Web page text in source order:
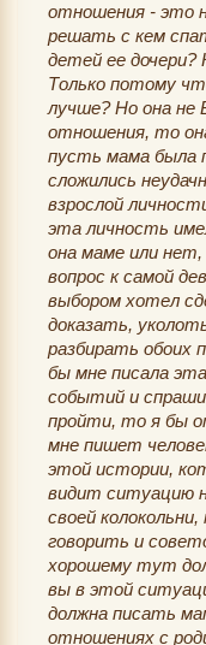
отношения - это
решать с кем
детей ее дочери?
Только потому
лучше? Но она не
отношения, то
пусть мама была
сложились
взрослой
эта личность
она маме или
вопрос к самой
выбором хотел
доказать,
разбирать обоих
бы мне писала
событий и
пройти, то я бы
мне пишет
этой истории,
видит ситуацию
своей
говорить и
хорошему тут
вы в этой
должна писать
отношениях с